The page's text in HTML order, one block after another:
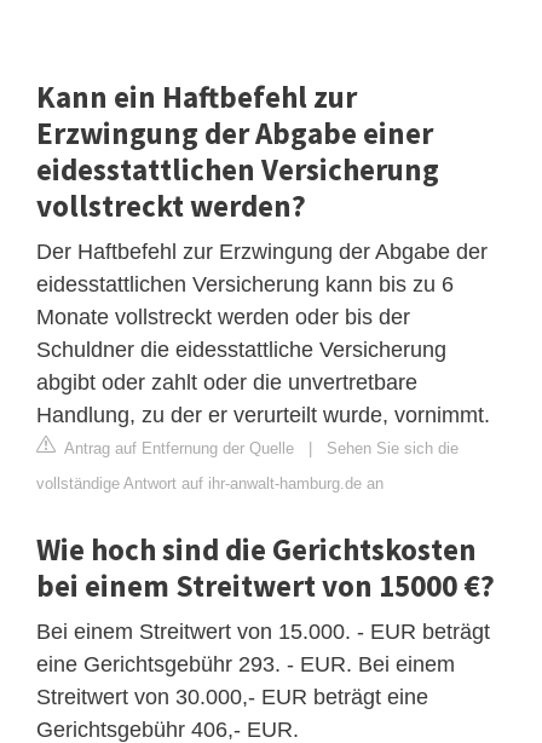
Kann ein Haftbefehl zur
Erzwingung der Abgabe einer
eidesstattlichen Versicherung
vollstreckt werden?
Der Haftbefehl zur Erzwingung der Abgabe der
eidesstattlichen Versicherung kann bis zu 6
Monate vollstreckt werden oder bis der
Schuldner die eidesstattliche Versicherung
abgibt oder zahlt oder die unvertretbare
Handlung, zu der er verurteilt wurde, vornimmt.
Antrag auf Entfernung der Quelle | Sehen Sie sich die
vollständige Antwort auf ihr-anwalt-hamburg.de an
Wie hoch sind die Gerichtskosten
bei einem Streitwert von 15000 €?
Bei einem Streitwert von 15.000. - EUR beträgt
eine Gerichtsgebühr 293. - EUR. Bei einem
Streitwert von 30.000,- EUR beträgt eine
Gerichtsgebühr 406,- EUR.